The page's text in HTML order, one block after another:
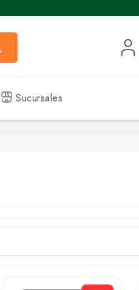
Sucursales